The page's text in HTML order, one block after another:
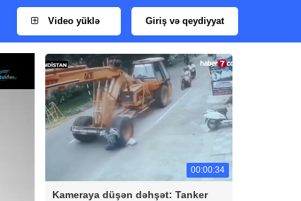
Video yüklə Giriş və qeydiyyat
00:00:34
Kameraya düşən dəhşət: Tanker